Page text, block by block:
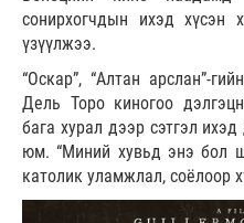
сонирхогчдын ихэд хүсэн
үзүүлжээ.
“Оскар”, “Алтан арслан”-
Дель Торо киногоо
бага хурал дээр сэтгэл
юм. “Миний хувьд энэ бол
католик уламжлал, соёлоор